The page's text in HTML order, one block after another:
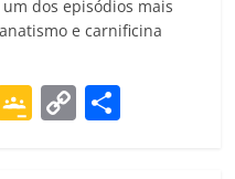
dos episódios mais
e carnificina
G C